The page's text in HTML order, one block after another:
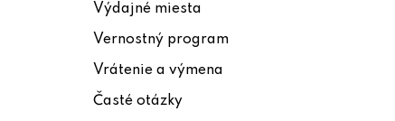
Výdajné miesta
Vernostný program
Vrátenie a výmena
Časté otázky